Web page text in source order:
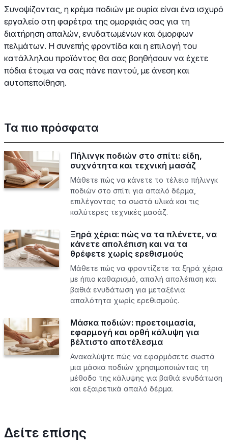
Συνοψίζοντας, η κρέμα ποδιών με ουρία είναι ένα ισχυρό
εργαλείο στη φαρέτρα της ομορφιάς σας για τη
διατήρηση απαλών, ενυδατωμένων και όμορφων
πελμάτων. Η συνεπής φροντίδα και η επιλογή του
κατάλληλου προϊόντος θα σας βοηθήσουν να έχετε
πόδια έτοιμα να σας πάνε παντού, με άνεση και
αυτοπεποίθηση.
Τα πιο πρόσφατα
Πήλινγκ ποδιών στο σπίτι: είδη,
συχνότητα και τεχνική μασάζ
Μάθετε πώς να κάνετε το τέλειο πήλινγκ
ποδιών στο σπίτι για απαλό δέρμα,
επιλέγοντας τα σωστά υλικά και τις
καλύτερες τεχνικές μασάζ.
Ξηρά χέρια: πώς να τα πλένετε, να
κάνετε απολέπιση και να τα
θρέφετε χωρίς ερεθισμούς
Μάθετε πώς να φροντίζετε τα ξηρά χέρια
με ήπιο καθαρισμό, απαλή απολέπιση και
βαθιά ενυδάτωση για μεταξένια
απαλότητα χωρίς ερεθισμούς.
Μάσκα ποδιών: προετοιμασία,
εφαρμογή και ορθή κάλυψη για
βέλτιστο αποτέλεσμα
Ανακαλύψτε πώς να εφαρμόσετε σωστά
μια μάσκα ποδιών χρησιμοποιώντας τη
μέθοδο της κάλυψης για βαθιά ενυδάτωση
και εξαιρετικά απαλό δέρμα.
Δείτε επίσης